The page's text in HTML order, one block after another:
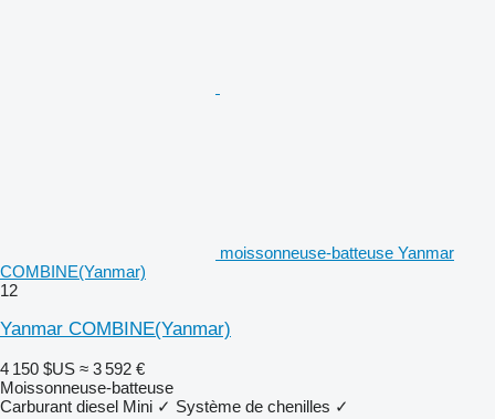
moissonneuse-batteuse Yanmar
COMBINE(Yanmar)
12
Yanmar COMBINE(Yanmar)
4 150 $US ≈ 3 592 €
Moissonneuse-batteuse
Carburant diesel Mini ✓ Système de chenilles ✓